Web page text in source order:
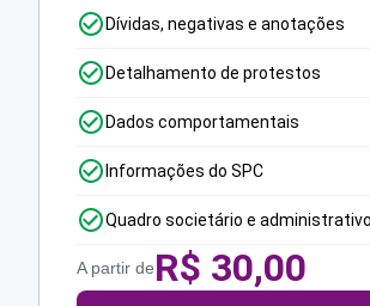
Dívidas, negativas e anotações
Detalhamento de protestos
Dados comportamentais
Informações do SPC
Quadro societário e administrativo
A partir deR$ 30,00